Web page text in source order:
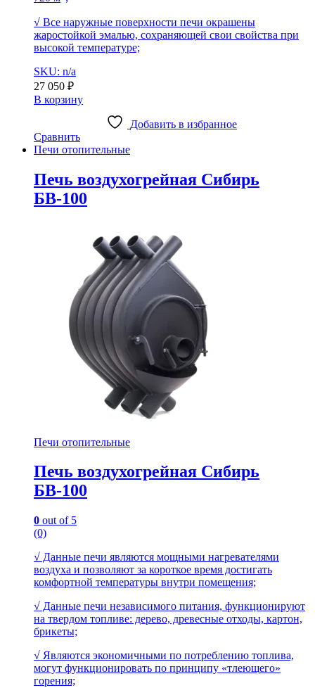
√ Все наружные поверхности печи окрашены
жаростойкой эмалью, сохраняющей свои свойства при
высокой температуре;
SKU: n/a
27 050 ₽
В корзину
Добавить в избранное
Сравнить
Печи отопительные
Печь воздухогрейная Сибирь
БВ-100
Печи отопительные
Печь воздухогрейная Сибирь
БВ-100
0 out of 5
(0)
√ Данные печи являются мощными нагревателями
воздуха и позволяют за короткое время достигать
комфортной температуры внутри помещения;
√ Данные печи независимого питания, функционируют
на твердом топливе: дерево, древесные отходы, картон,
брикеты;
√ Являются экономичными по потреблению топлива,
могут функционировать по принципу «тлеющего»
горения;